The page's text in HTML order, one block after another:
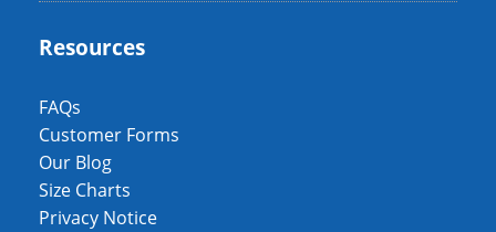
Resources
FAQs
Customer Forms
Our Blog
Size Charts
Privacy Notice